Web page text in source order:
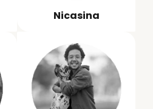
Nicasina